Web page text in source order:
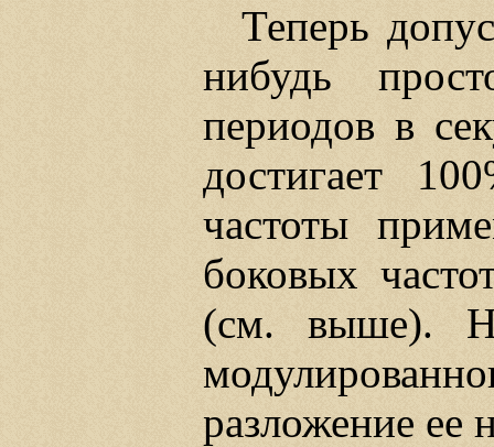
Теперь
нибудь
периодов в
достигает
частоты
боковых
(см. выше).
разложение ее